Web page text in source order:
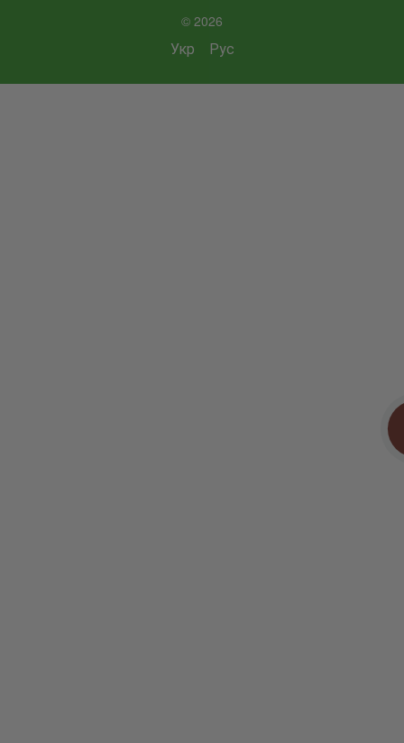
© 2026
Укр Рус